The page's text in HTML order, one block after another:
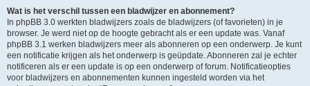
Wat is het verschil tussen een bladwijzer en abonnement?
In phpBB 3.0 werkten bladwijzers zoals de bladwijzers (of favorieten) in je
browser. Je werd niet op de hoogte gebracht als er een update was. Vanaf
phpBB 3.1 werken bladwijzers meer als abonneren op een onderwerp. Je kunt
een notificatie krijgen als het onderwerp is geüpdate. Abonneren zal je echter
notificeren als er een update is op een onderwerp of forum. Notificatieopties
voor bladwijzers en abonnementen kunnen ingesteld worden via het